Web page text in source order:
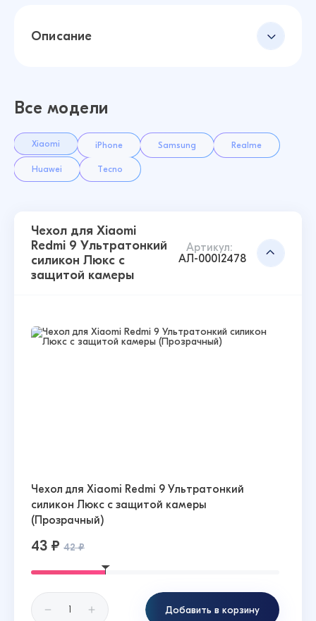
Описание
Все модели
Xiaomi iPhone Samsung Realme
Huawei Tecno
Чехол для Xiaomi
Redmi 9 Ультратонкий
силикон Люкс с
защитой камеры
Артикул:
АЛ-00012478
Чехол для Xiaomi Redmi 9 Ультратонкий
силикон Люкс с защитой камеры
(Прозрачный)
43 ₽ 42 ₽
Добавить в корзину